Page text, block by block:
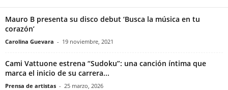
Mauro B presenta su disco debut ‘Busca la música en tu
corazón’
Carolina Guevara - 19 noviembre, 2021
Cami Vattuone estrena “Sudoku”: una canción íntima que
marca el inicio de su carrera...
Prensa de artistas - 25 marzo, 2026